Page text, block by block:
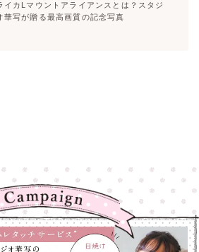
イカLマウントアライアンスとは？スタジ
華写が贈る最高画質の記念写真